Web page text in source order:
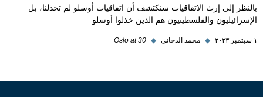
بالنظر إلى إرث الاتفاقيات سنكتشف أن اتفاقيات أوسلو لم تخذلنا، بل
الإسرائيليون والفلسطينيون هم الذين خذلوا أوسلو.
١ سبتمبر ٢٠٢٣ ◆ محمد الدجاني ◆
Oslo at 30